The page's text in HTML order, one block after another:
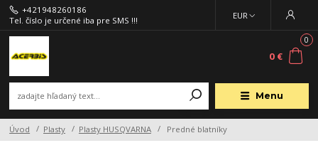
Menu
EUR
+421948260186
Tel. číslo je určené iba pre SMS !!!
0
0 €
Úvod Plasty Plasty HUSQVARNA Predné blatníky